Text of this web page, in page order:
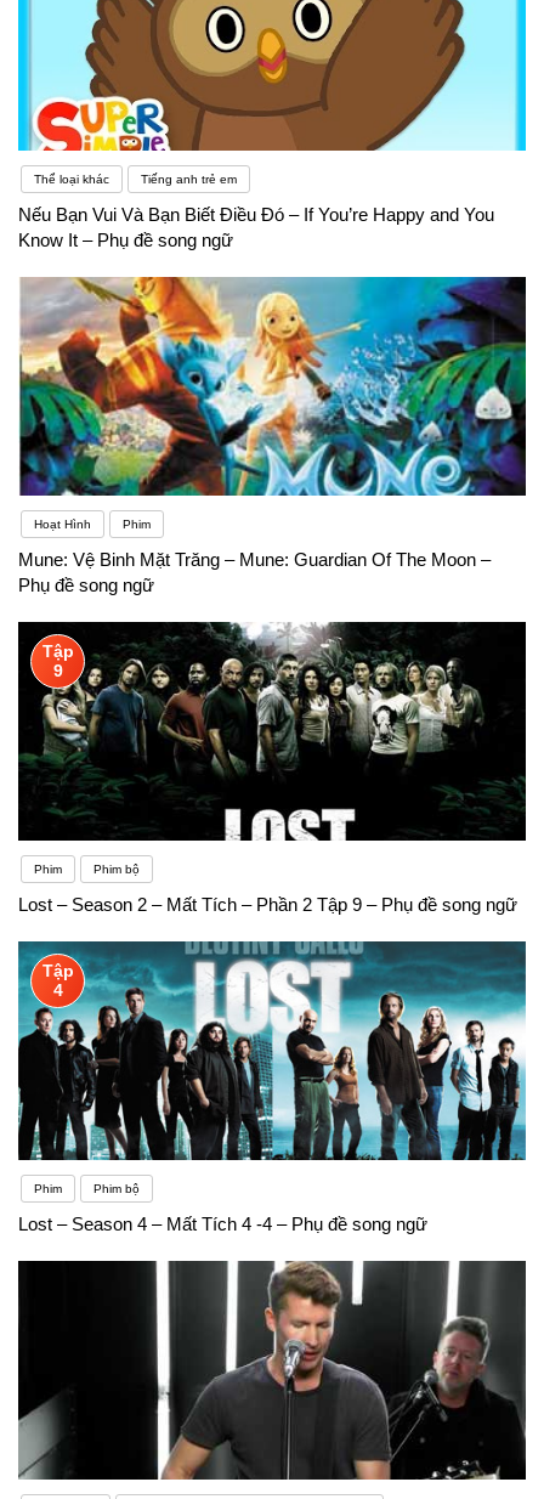
Thể loại khác Tiếng anh trẻ em
Nếu Bạn Vui Và Bạn Biết Điều Đó – If You’re Happy and You
Know It – Phụ đề song ngữ
Hoạt Hình Phim
Mune: Vệ Binh Mặt Trăng – Mune: Guardian Of The Moon –
Phụ đề song ngữ
Tập
9
Phim Phim bộ
Lost – Season 2 – Mất Tích – Phần 2 Tập 9 – Phụ đề song ngữ
Tập
4
Phim Phim bộ
Lost – Season 4 – Mất Tích 4 -4 – Phụ đề song ngữ